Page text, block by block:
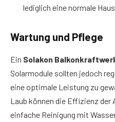
lediglich eine normale
Wartung und Pflege
Ein Solakon
Solarmodule sollten jedoch
eine optimale Leistung zu
Laub können die Effizienz der
einfache Reinigung mit